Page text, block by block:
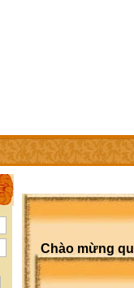
TRỢ GIÚP WEBSITE
Chào mừng